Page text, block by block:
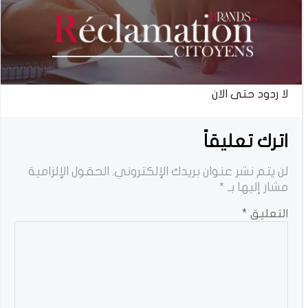
لا ردود حتى الان
اترك تعليقاً
لن يتم نشر عنوان بريدك الإلكتروني. الحقول الإلزامية
مشار إليها بـ *
التعليق *